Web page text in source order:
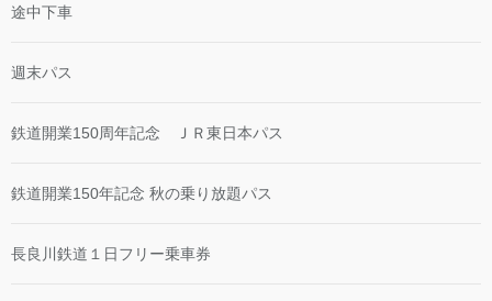
途中下車
週末パス
鉄道開業150周年記念 ＪＲ東日本パス
鉄道開業150年記念 秋の乗り放題パス
長良川鉄道１日フリー乗車券